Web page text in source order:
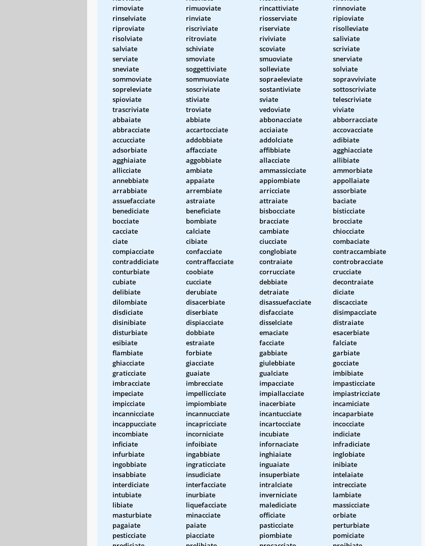
rimoviate
rimuoviate rincattiviate
rinnoviate
rinselviate
rinviate riosserviate
ripioviate
riproviate
riscriviate riserviate
risolleviate
risolviate
ritroviate riviviate
saliviate
salviate
schiviate scoviate
scriviate
serviate
smoviate smuoviate
snerviate
sneviate
soggettiviate solleviate
solviate
sommoviate
sommuoviate sopraeleviate
sopravviviate
sopreleviate
soscriviate sostantiviate
sottoscriviate
spioviate
stiviate sviate
telescriviate
trascriviate
troviate vedoviate
viviate
abbaiate
abbiate abbonacciate
abborracciate
abbracciate
accartocciate acciaiate
accovacciate
accucciate
addobbiate addolciate
adibiate
adsorbiate
affacciate affibbiate
agghiacciate
agghiaiate
aggobbiate allacciate
allibiate
allicciate
ambiate ammassicciate
ammorbiate
annebbiate
appaiate appiombiate
appollaiate
arrabbiate
arrembiate arricciate
assorbiate
assuefacciate
astraiate attraiate
baciate
benediciate
beneficiate bisbocciate
bisticciate
bocciate
bombiate bracciate
brocciate
cacciate
calciate cambiate
chiocciate
ciate
cibiate ciucciate
combaciate
compiacciate
confacciate conglobiate
contraccambiate
contraddiciate
contraffacciate contraiate
controbracciate
conturbiate
coobiate corrucciate
crucciate
cubiate
cucciate debbiate
decontraiate
delibiate
derubiate detraiate
diciate
dilombiate
disacerbiate disassuefacciate
discacciate
disdiciate
diserbiate disfacciate
disimpacciate
disinibiate
dispiacciate disselciate
distraiate
disturbiate
dobbiate emaciate
esacerbiate
esibiate
estraiate facciate
falciate
flambiate
forbiate gabbiate
garbiate
ghiacciate
giacciate giulebbiate
gocciate
graticciate
guaiate gualciate
imbibiate
imbracciate
imbrecciate impacciate
impasticciate
impeciate
impellicciate impiallacciate
impiastricciate
impicciate
impiombiate inacerbiate
incamiciate
incannicciate
incannucciate incantucciate
incaparbiate
incappucciate
incapricciate incartocciate
incocciate
incombiate
incorniciate incubiate
indiciate
inficiate
infoibiate infornaciate
infradiciate
infurbiate
ingabbiate inghiaiate
inglobiate
ingobbiate
ingraticciate inguaiate
inibiate
insabbiate
insudiciate insuperbiate
intelaiate
interdiciate
interfacciate intralciate
intrecciate
intubiate
inurbiate inverniciate
lambiate
libiate
liquefacciate malediciate
massicciate
masturbiate
minacciate officiate
orbiate
pagaiate
paiate pasticciate
perturbiate
pesticciate
piacciate piombiate
pomiciate